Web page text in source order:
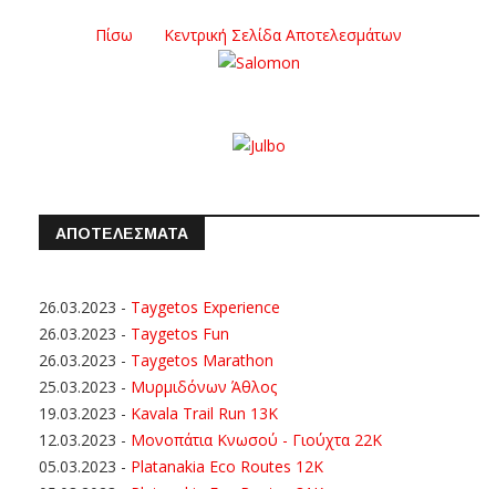
Πίσω Κεντρική Σελίδα Αποτελεσμάτων
ΑΠΟΤΕΛΕΣΜΑΤΑ
26.03.2023 - Taygetos Experience
26.03.2023 - Taygetos Fun
26.03.2023 - Taygetos Marathon
25.03.2023 - Μυρμιδόνων Άθλος
19.03.2023 - Kavala Trail Run 13K
12.03.2023 - Μονοπάτια Κνωσού - Γιούχτα 22Κ
05.03.2023 - Platanakia Eco Routes 12K